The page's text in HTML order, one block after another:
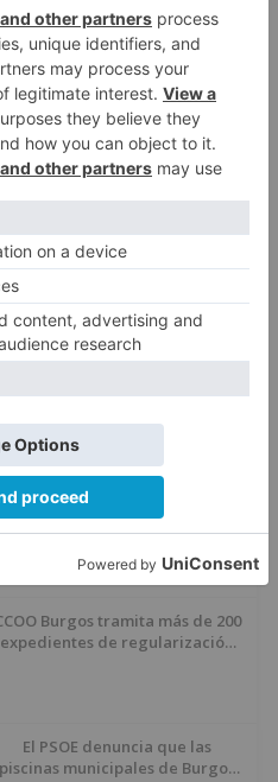
delito
prostitución
menores
Barrio (PSOE) denuncia que la
del Castillo responde a
“una foto” y no a la culminación
del proyecto
Un libro rescata la historia y
del pueblo burgalés de
Huérmeces
Burgos tramita más de 200
expedientes de regularización
El PSOE denuncia que las
piscinas municipales de Burgos